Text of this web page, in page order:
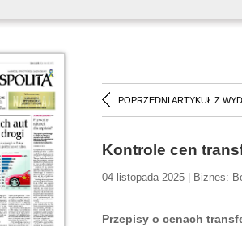
POPRZEDNI ARTYKUŁ Z
Kontrole cen
04 listopada 2025 | Biznes:
Przepisy o cenach